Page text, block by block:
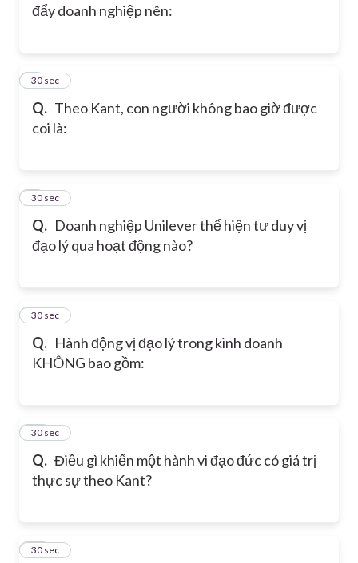
đẩy doanh nghiệp nên:
Q. Theo Kant, con người không bao giờ được
coi là:
7
30 sec
Q. Doanh nghiệp Unilever thể hiện tư duy vị
đạo lý qua hoạt động nào?
8
30 sec
Q. Hành động vị đạo lý trong kinh doanh
KHÔNG bao gồm:
9
30 sec
Q. Điều gì khiến một hành vi đạo đức có giá trị
thực sự theo Kant?
10
30 sec
11
30 sec